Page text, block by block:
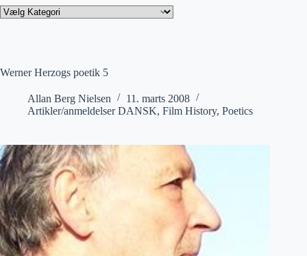
Werner Herzogs poetik 5
Allan Berg Nielsen
11. marts 2008
Artikler/anmeldelser DANSK, Film History, Poetics